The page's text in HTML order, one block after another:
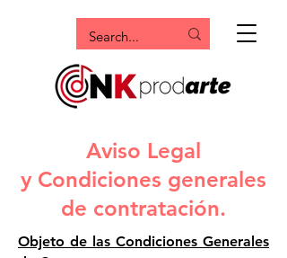
Aviso Legal
y Condiciones generales
de contratación.
Objeto de las Condiciones Generales